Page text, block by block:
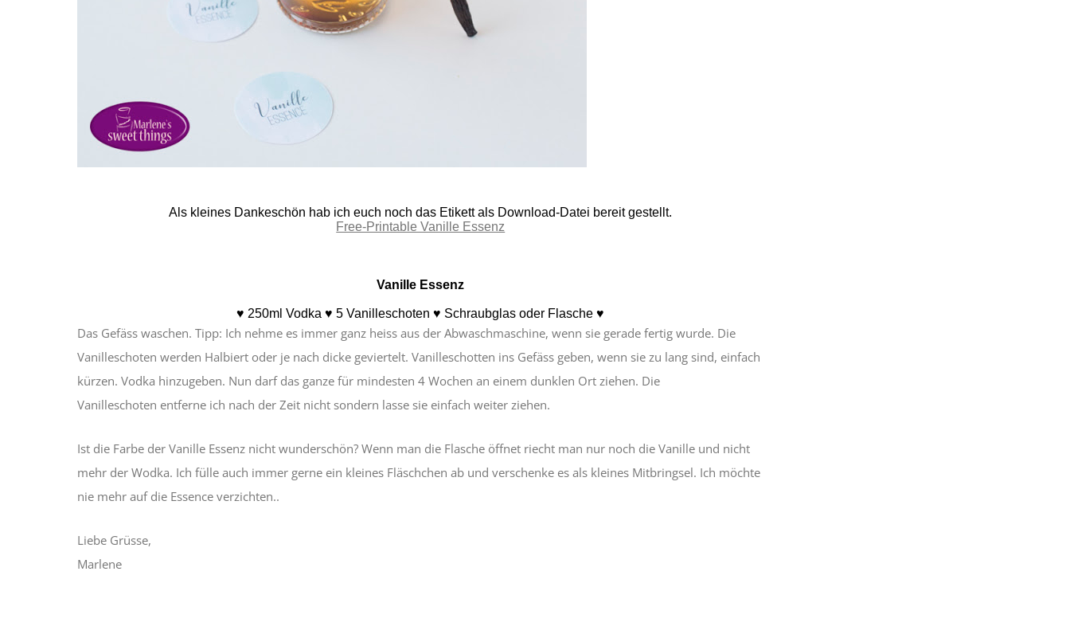
Als kleines Dankeschön hab ich euch noch das Etikett als Download-Datei bereit gestellt.
Free-Printable Vanille Essenz
Vanille Essenz
♥ 250ml Vodka ♥ 5 Vanilleschoten ♥ Schraubglas oder Flasche ♥
Das Gefäss waschen. Tipp: Ich nehme es immer ganz heiss aus der Abwaschmaschine, wenn sie gerade fertig wurde. Die
Vanilleschoten werden Halbiert oder je nach dicke geviertelt. Vanilleschotten ins Gefäss geben, wenn sie zu lang sind, einfach
kürzen. Vodka hinzugeben. Nun darf das ganze für mindesten 4 Wochen an einem dunklen Ort ziehen. Die
Vanilleschoten entferne ich nach der Zeit nicht sondern lasse sie einfach weiter ziehen.
Ist die Farbe der Vanille Essenz nicht wunderschön? Wenn man die Flasche öffnet riecht man nur noch die Vanille und nicht
mehr der Wodka. Ich fülle auch immer gerne ein kleines Fläschchen ab und verschenke es als kleines Mitbringsel. Ich möchte
nie mehr auf die Essence verzichten..
Liebe Grüsse,
Marlene